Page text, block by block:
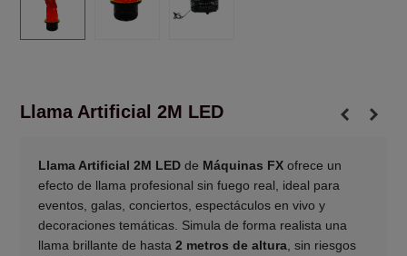
Llama Artificial 2M LED
Llama Artificial 2M LEDde Máquinas FXofrece un
efecto de llama profesional sin fuego real, ideal para
eventos, galas, conciertos, espectáculos en vivo y
decoraciones temáticas. Simula de forma realista una
llama brillante de hasta 2 metros de altura, sin riesgos